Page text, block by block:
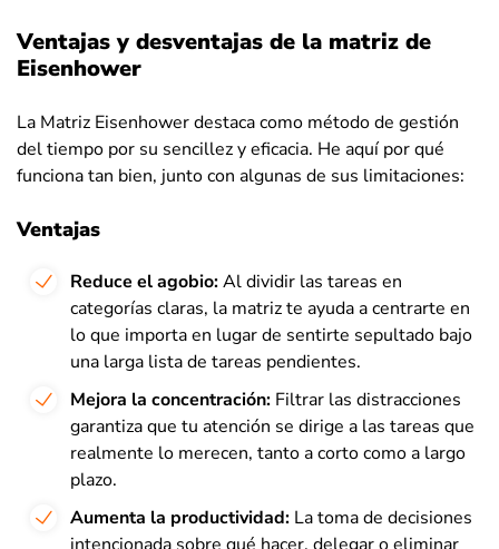
Ventajas y desventajas de la matriz de
Eisenhower
La Matriz Eisenhower destaca como método de gestión
del tiempo por su sencillez y eficacia. He aquí por qué
funciona tan bien, junto con algunas de sus limitaciones:
Ventajas
Reduce el agobio:Al dividir las tareas en
categorías claras, la matriz te ayuda a centrarte en
lo que importa en lugar de sentirte sepultado bajo
una larga lista de tareas pendientes.
Mejora la concentración: Filtrar las distracciones
garantiza que tu atención se dirige a las tareas que
realmente lo merecen, tanto a corto como a largo
plazo.
Aumenta la productividad: La toma de decisiones